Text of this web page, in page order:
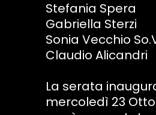
Stefania Spera
Gabriella Sterzi
Sonia Vecchio
Claudio Alicandri
La serata
mercoledì 23